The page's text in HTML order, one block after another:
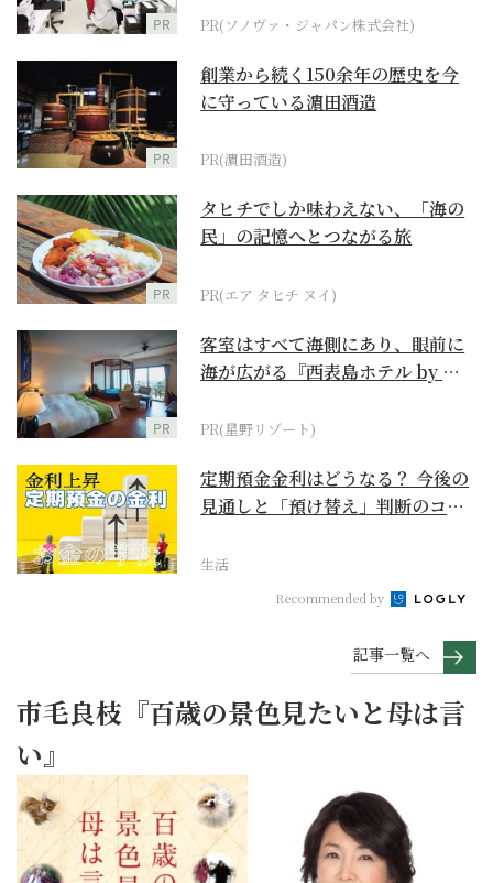
PR PR(ソノヴァ・ジャパン株式会社)
PR
創業から続く150余年の歴史を今
に守っている濵田酒造
PR(濵田酒造)
PR
タヒチでしか味わえない、「海の
民」の記憶へとつながる旅
PR(エア タヒチ ヌイ)
PR
客室はすべて海側にあり、眼前に
海が広がる『西表島ホテル by 星
PR(星野リゾート)
定期預金金利はどうなる？ 今後の
見通しと「預け替え」判断のコツ
生活
Recommended by
記事一覧へ
市毛良枝『百歳の景色見たいと母は言
い』